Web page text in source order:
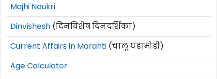
Majhi Naukri
Dinvishesh (दिनविशेष दिनदर्शिका)
Current Affairs in Marahti (चालू घडामोडी)
Age Calculator